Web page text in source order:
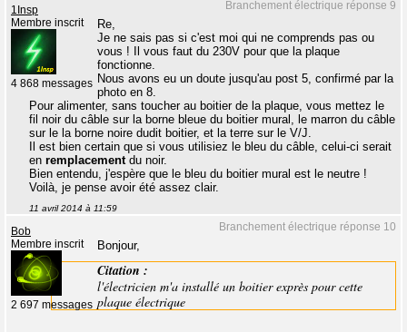
Branchement électrique réponse 9
1Insp
Membre inscrit
4 868 messages
Re,
Je ne sais pas si c'est moi qui ne comprends pas ou
vous ! Il vous faut du 230V pour que la plaque
fonctionne.
Nous avons eu un doute jusqu'au post 5, confirmé par la
photo en 8.
Pour alimenter, sans toucher au boitier de la plaque, vous mettez le
fil noir du câble sur la borne bleue du boitier mural, le marron du câble
sur le la borne noire dudit boitier, et la terre sur le V/J.
Il est bien certain que si vous utilisiez le bleu du câble, celui-ci serait
en remplacement du noir.
Bien entendu, j'espère que le bleu du boitier mural est le neutre !
Voilà, je pense avoir été assez clair.
11 avril 2014 à 11:59
Branchement électrique réponse 10
Bob
Membre inscrit
2 697 messages
Bonjour,
Citation :
l'électricien m'a installé un boitier exprès pour cette
plaque électrique